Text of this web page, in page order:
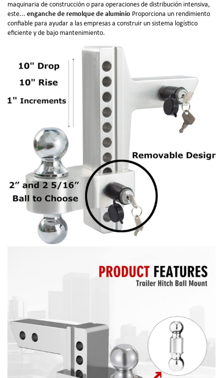
maquinaria de construcción o para operaciones de distribución intensiva,
este... enganche de remolque de aluminio Proporciona un rendimiento
confiable para ayudar a las empresas a construir un sistema logístico
eficiente y de bajo mantenimiento.